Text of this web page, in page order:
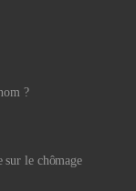
?
sur le chômage